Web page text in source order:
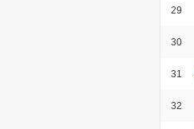
29
30
31
32